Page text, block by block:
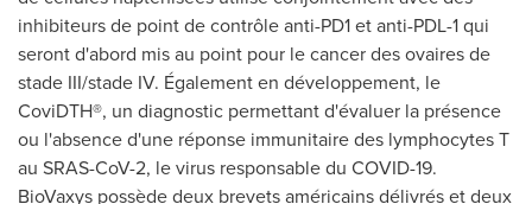
inhibiteurs de point de contrôle anti-PD1 et anti-PDL-1 qui
seront d'abord mis au point pour le cancer des ovaires de
stade III/stade IV. Également en développement, le
CoviDTH®, un diagnostic permettant d'évaluer la présence
ou l'absence d'une réponse immunitaire des lymphocytes T
au SRAS-CoV-2, le virus responsable du COVID-19.
BioVaxys possède deux brevets américains délivrés et deux